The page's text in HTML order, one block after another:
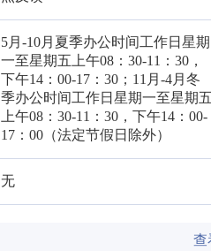
5月-10月夏季办公时间工作日星期
一至星期五上午08：30-11：30，
下午14：00-17：30；11月-4月冬
季办公时间工作日星期一至星期
上午08：30-11：30，下午14：00-
17：00（法定节假日除外）
无
查